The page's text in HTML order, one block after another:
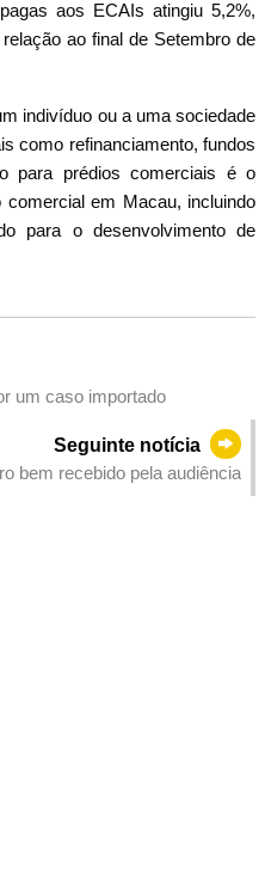
aos ECAIs atingiu 5,2%,
ao final de Setembro de
indivíduo ou a uma sociedade
como refinanciamento, fundos
para prédios comerciais é o
em Macau, incluindo
para o desenvolvimento de
um caso importado
Seguinte notícia
Memória” de Novembro bem recebido pela audiência